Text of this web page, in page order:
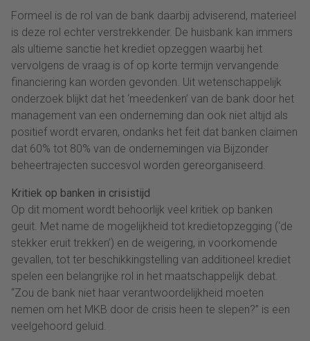
Formeel is de rol van de bank daarbij adviserend, materieel
is deze rol echter verstrekkender. De huisbank kan immers
als ultieme sanctie het krediet opzeggen waarbij het
vervolgens de vraag is of op korte termijn vervangende
financiering kan worden gevonden. Uit wetenschappelijk
onderzoek blijkt dat het ‘meedenken’ van de bank door het
management van een onderneming dan ook niet altijd als
positief wordt ervaren, ondanks het feit dat banken claimen
dat 60% tot 80% van de ondernemingen via Bijzonder
beheertrajecten succesvol worden gereorganiseerd.
Kritiek op banken in crisistijd
Op dit moment wordt behoorlijk veel kritiek op banken
geuit. Met name de mogelijkheid tot kredietopzegging (‘de
stekker eruit trekken’) en de weigering, in voorkomende
gevallen, tot ter beschikkingstelling van additioneel krediet
spelen een belangrijke rol in het maatschappelijk debat.
“Zou de bank niet haar verantwoordelijkheid moeten
nemen om het MKB door de crisis heen te slepen?” is een
veelgehoord geluid.